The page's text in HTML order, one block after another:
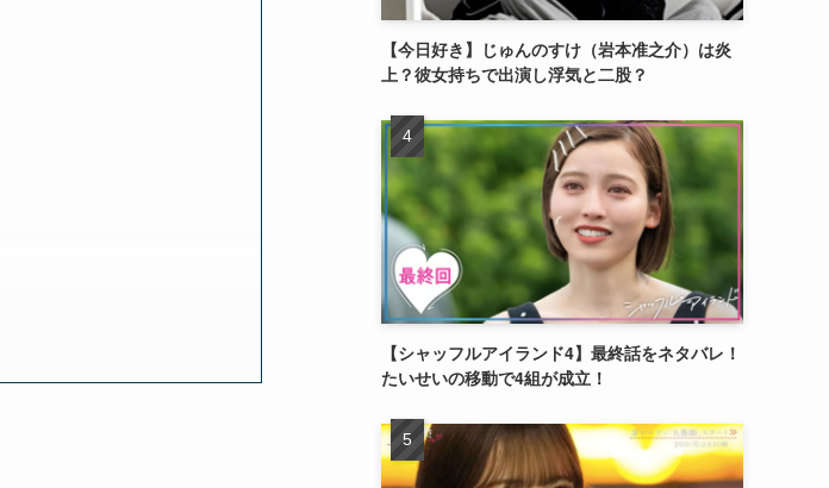
【今日好き】じゅんのすけ（岩本准之介）は炎
上？彼女持ちで出演し浮気と二股？
【シャッフルアイランド4】最終話をネタバレ！
たいせいの移動で4組が成立！